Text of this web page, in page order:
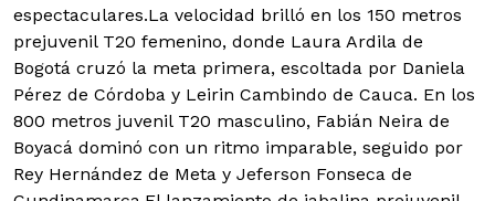
espectaculares.La velocidad brilló en los 150 metros
prejuvenil T20 femenino, donde Laura Ardila de
Bogotá cruzó la meta primera, escoltada por Daniela
Pérez de Córdoba y Leirin Cambindo de Cauca. En los
800 metros juvenil T20 masculino, Fabián Neira de
Boyacá dominó con un ritmo imparable, seguido por
Rey Hernández de Meta y Jeferson Fonseca de